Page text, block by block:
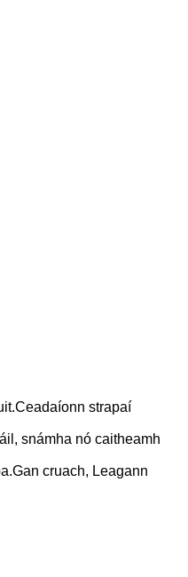
strapaí
snámha nó caitheamh
cruach, Leagann